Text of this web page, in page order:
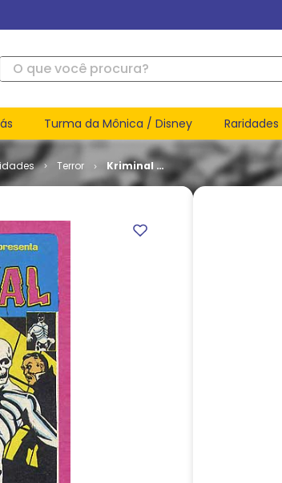
que você procura?
Turma da Mônica / Disney Raridades
Terror
Kriminal #
1